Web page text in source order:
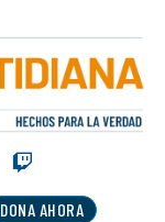
DONA AHORA